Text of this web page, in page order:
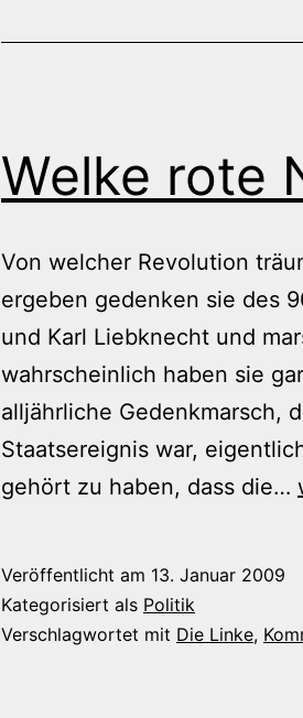
Welke rote
Von welcher Revolution
ergeben gedenken sie des
und Karl Liebknecht und
wahrscheinlich haben sie
alljährliche Gedenkmarsch,
Staatsereignis war,
gehört zu haben, dass die…
Veröffentlicht am 13. Januar 2009
Kategorisiert als Politik
Verschlagwortet mit Die Linke,